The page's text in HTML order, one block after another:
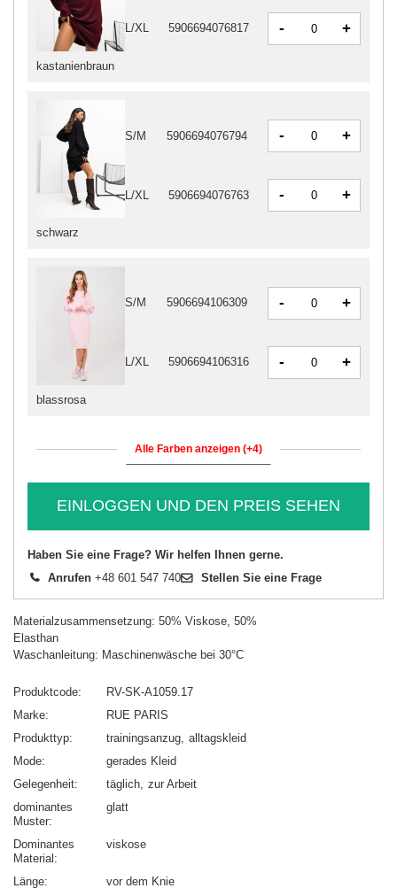
schwarz
S/M 5906694076794 - +
L/XL 5906694076763 - +
kastanienbraun
L/XL 5906694076817 - +
blassrosa
S/M 5906694106309 - +
L/XL 5906694106316 - +
Alle Farben anzeigen (+4)
EINLOGGEN UND DEN PREIS SEHEN
Haben Sie eine Frage? Wir helfen Ihnen gerne.
Anrufen +48 601 547 740 Stellen Sie eine Frage
Materialzusammensetzung: 50% Viskose, 50%
Elasthan
Waschanleitung: Maschinenwäsche bei 30°C
Produktcode
RV-SK-A1059.17
Marke
RUE PARIS
Produkttyp
trainingsanzug alltagskleid
Mode
gerades Kleid
Gelegenheit
täglich zur Arbeit
dominantes
Muster
glatt
Dominantes
Material
viskose
Länge
vor dem Knie